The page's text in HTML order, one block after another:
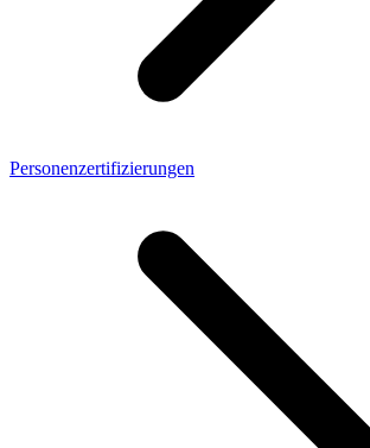
Personenzertifizierungen